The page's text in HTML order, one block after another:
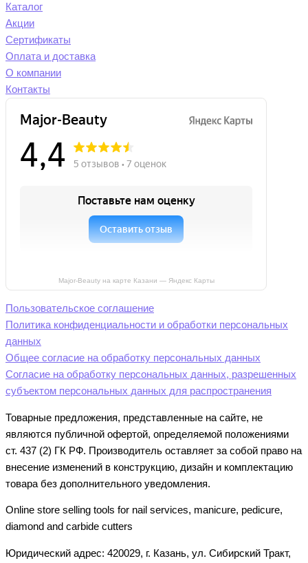
Каталог
Акции
Сертификаты
Оплата и доставка
О компании
Контакты
Major-Beauty на карте Казани — Яндекс Карты
Пользовательское соглашение
Политика конфиденциальности и обработки персональных
данных
Общее согласие на обработку персональных данных
Согласие на обработку персональных данных, разрешенных
субъектом персональных данных для распространения
Товарные предложения, представленные на сайте, не
являются публичной офертой, определяемой положениями
ст. 437 (2) ГК РФ. Производитель оставляет за собой право на
внесение изменений в конструкцию, дизайн и комплектацию
товара без дополнительного уведомления.
Online store selling tools for nail services, manicure, pedicure,
diamond and carbide cutters
Юридический адрес: 420029, г. Казань, ул. Сибирский Тракт,